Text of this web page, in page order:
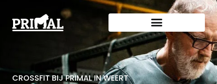
CROSSFIT BIJ PRIMAL IN WEERT